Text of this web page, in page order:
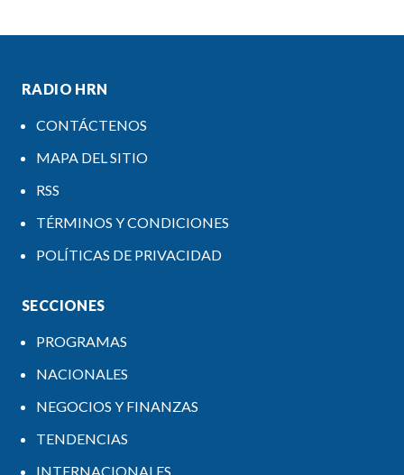
RADIO HRN
CONTÁCTENOS
MAPA DEL SITIO
RSS
TÉRMINOS Y CONDICIONES
POLÍTICAS DE PRIVACIDAD
SECCIONES
PROGRAMAS
NACIONALES
NEGOCIOS Y FINANZAS
TENDENCIAS
INTERNACIONALES